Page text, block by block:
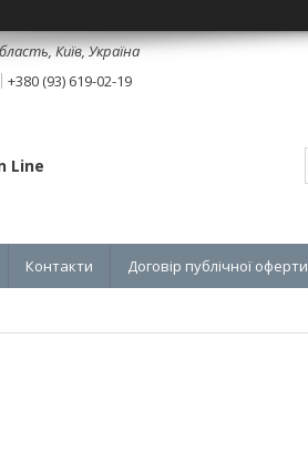
Київ, Україна
+380 (93) 619-02-19
Line
Контакти Договір публічної оферти